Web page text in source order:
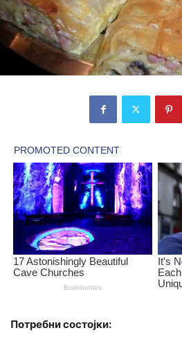
Потребни состојки: